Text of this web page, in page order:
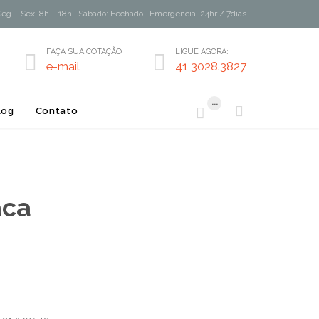
– Sex: 8h – 18h · Sábado: Fechado · Emergência: 24hr / 7dias
 FAÇA SUA COTAÇÃO
e-mail  LIGUE AGORA:
41 3028.3827
Contato 
...
